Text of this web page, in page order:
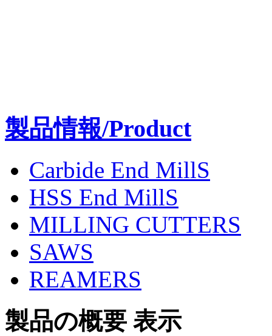
製品情報/Product
Carbide End MillS
HSS End MillS
MILLING CUTTERS
SAWS
REAMERS
製品の概要 表示